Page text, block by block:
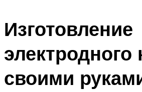
Изготовление
электродного
своими